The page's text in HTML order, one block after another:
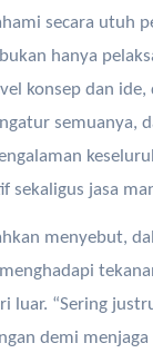
secara utuh
hanya
konsep dan
semuanya,
sekaligus jasa
menyebut,
luar. “Sering
demi